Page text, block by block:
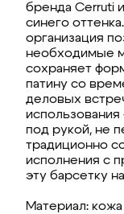
бренда Cerruti
синего
организация
необходимые
сохраняет
патину со
деловых
под рукой, не
традиционно
исполнения с
эту барсетку
Материал: кожа